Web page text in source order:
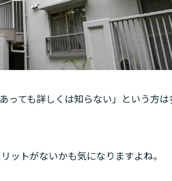
っても詳しくは知らない」という方
ットがないかも気になりますよね。